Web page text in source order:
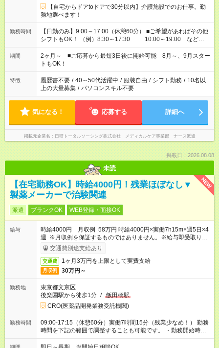
【自宅からドアtoドアで30分以内】介護施設でのお仕事。勤
務地選べます！
勤務時間
【日勤のみ】9:00～17:00（休憩60分） ■ご希望があればその他
シフトもOK！ （例）8:30～17:30 10:00～19:00 など
「家族とお休みを合わせたい」 「できれば残業はしたくない」
など、あなたのご希望に沿ったお仕事をご紹介します！ ※Wワ
ーク希望の方へ 今ご覧のお仕事で希望する勤務時間と、もう1つ
のお仕事の勤務時間。 合計で週40時間を超える場合は応募でき
ません
期間
2ヶ月～ ■ご応募から最短3日後に開始可能 8月～、9月スター
トもOK！
特徴 履歴書不要 / 40～50代活躍中 / 服装自由 / シフト勤務 / 10名以
上の大量募集 / パソコンスキル不要
気になる！ 応募する 詳細へ
掲載元企業名 日研トータルソーシング株式会社 メディカルケア事業部 ナース派遣
掲載日：2026.08.08
未読
NEW
【在宅勤務OK】時給4000円！残業ほぼなし▼
製薬メーカーで治験関連
派遣 ブランクOK WEB登録・面接OK
給与
時給4000円 月収例 58万円 時給4000円×実働7h15m×週5日×4
週 ※月収例を保証するものではありません。※給与即受取りサ
ービス利用可（利用条件有）
交通費別途支給あり
交通費 1ヶ月3万円を上限として実費支給
月収例 30万円～
勤務地
東京都文京区
後楽園駅から徒歩1分 / 飯田橋駅
CRO(医薬品開発業務受託機関)
勤務時間
09:00-17:15（休憩60分）実働7時間15分（残業少なめ！） 勤務
時間を下記の範囲で調整することも可能です。 ・勤務開始時
間 09:00～10:00 ・勤務終了時間 16:00～17:15 ・実働
05:00～07:15